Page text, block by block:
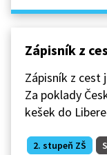
Zápisník z
Zápisník z cest
Za poklady
kešek do
2. stupeň ZŠ